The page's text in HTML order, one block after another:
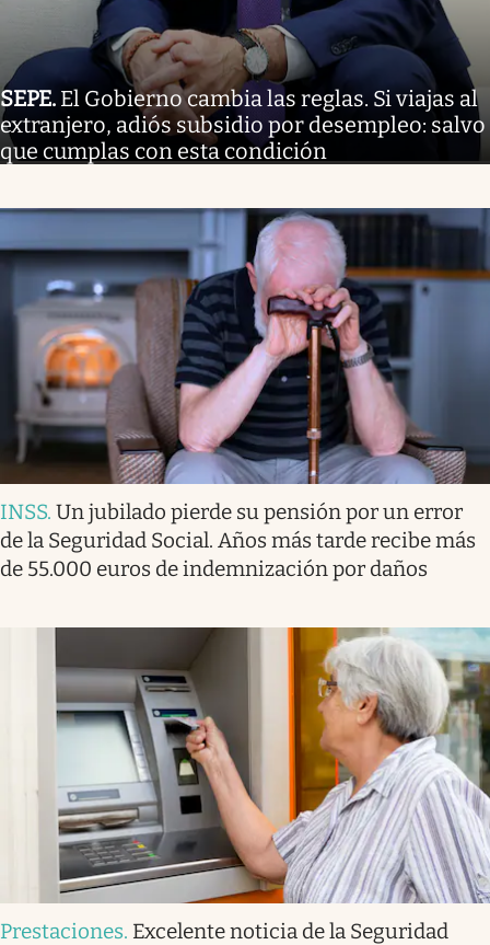
SEPE. El Gobierno cambia las reglas. Si viajas al
extranjero, adiós subsidio por desempleo: salvo
que cumplas con esta condición
INSS. Un jubilado pierde su pensión por un error
de la Seguridad Social. Años más tarde recibe más
de 55.000 euros de indemnización por daños
Prestaciones. Excelente noticia de la Seguridad